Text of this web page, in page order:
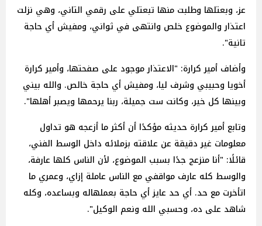
عز، وبعتلها وطلبت منها تبعتلي على رقمي التاني، وهي نزلت
اعتذار والموضوع خلص وانتهى في ثواني، ومفيش أي حاجة
تانية".
وأضاف أمير كرارة: "الاعتذار موجود على صفحتها، وأمير كرارة
أخويا وحبيبي وشرف ليا، ومفيش أي حاجة خالص. والله بيني
وبينها كل خير، وكانت ست جميلة، ربنا يرحمها ويصبر أهلها".
وتابع أمير كرارة حديثه مؤكدًا أن أكثر ما أزعجه هو تداول
معلومات غير دقيقة عن علاقته بزملائه داخل الوسط الفني،
قائلًا: "أنا منزعج جدًا بسبب الموضوع، لأن الناس كلها عارفة،
والوسط كله عارف مواقفي مع الناس عاملة إزاي، وعمري ما
اتأخرت مع حد. أي حد عايز أي حاجة بعملهاله وبساعده، وكله
شاهد على ده، وحسبي الله ونعم الوكيل".